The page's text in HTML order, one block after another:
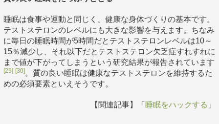
睡眠は食事や運動と同じく、健康な身体づくりの基本です。
テストステロンのレベルにも大きな影響を与えます。ちなみ
に毎日の睡眠時間が5時間だとテストステロンレベルは10～
15％減少し、それ以下だとテストステロン欠乏症すれすれに
まで値が下がってしまうという研究結果が報告されています
[29] [30]。質の良い睡眠は健康なテストステロンを維持するた
めの必須要素といえそうです。
【関連記事】「 睡眠をハックする 」